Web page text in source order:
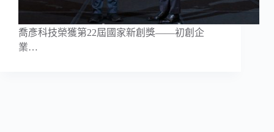
喬彥科技榮獲第22屆國家新創獎——初創企
業…